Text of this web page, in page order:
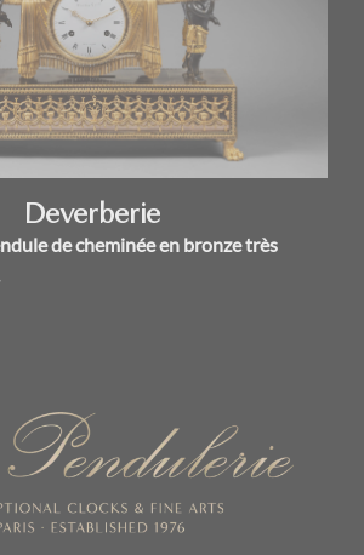
Deverberie
de cheminée en bronze très